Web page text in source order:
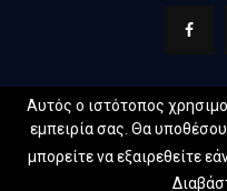
@2022 - musicpulse.eu.
Αυτός ο ιστότοπος
εμπειρία σας. Θα
μπορείτε να εξαιρεθείτε